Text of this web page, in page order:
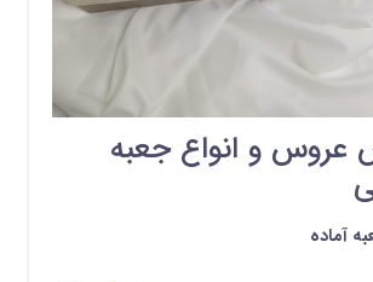
عروس و انواع جعبه
آماده